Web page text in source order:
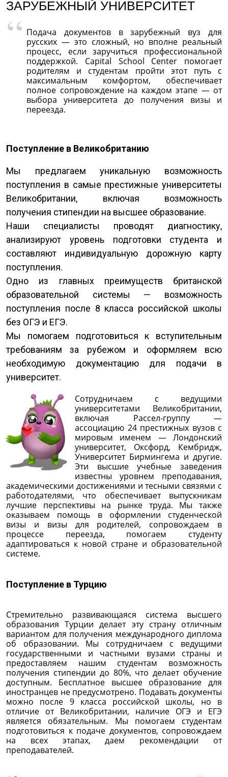
ЗАРУБЕЖНЫЙ УНИВЕРСИТЕТ
Подача документов в зарубежный вуз для
русских — это сложный, но вполне реальный
процесс, если заручиться профессиональной
поддержкой. Capital School Center помогает
родителям и студентам пройти этот путь с
максимальным комфортом, обеспечивает
полное сопровождение на каждом этапе — от
выбора университета до получения визы и
переезда.
Поступление в Великобританию
Мы предлагаем уникальную возможность
поступления в самые престижные университеты
Великобритании, включая возможность
получения стипендии на высшее образование.
Наши специалисты проводят диагностику,
анализируют уровень подготовки студента и
составляют индивидуальную дорожную карту
поступления.
Одно из главных преимуществ британской
образовательной системы — возможность
поступления после 8 класса российской школы
без ОГЭ и ЕГЭ.
Мы помогаем подготовиться к вступительным
требованиям за рубежом и оформляем всю
необходимую документацию для подачи в
университет.
Сотрудничаем с ведущими
университетами Великобритании,
включая Рассел-группу —
ассоциацию 24 престижных вузов с
мировым именем — Лондонский
университет, Оксфорд, Кембридж,
Университет Бирмингема и другие.
Эти высшие учебные заведения
известны уровнем преподавания,
академическими достижениями и тесными связями с
работодателями, что обеспечивает выпускникам
лучшие перспективы на рынке труда. Мы также
оказываем помощь в оформлении студенческой
визы и визы для родителей, сопровождаем в
процессе переезда, помогаем студенту
адаптироваться к новой стране и образовательной
системе.
Поступление в Турцию
Стремительно развивающаяся система высшего
образования Турции делает эту страну отличным
вариантом для получения международного диплома
об образовании. Мы сотрудничаем с ведущими
государственными и частными вузами страны и
предоставляем нашим студентам возможность
получения стипендии до 80%, что делает обучение
доступным. Бесплатное высшее образование для
иностранцев не предусмотрено. Подавать документы
можно после 9 класса российской школы, но в
отличие от Великобритании, наличие ОГЭ и ЕГЭ
является обязательным. Мы помогаем студентам
подготовиться к подаче документов, сопровождаем
на всех этапах, даем рекомендации от
преподавателей.